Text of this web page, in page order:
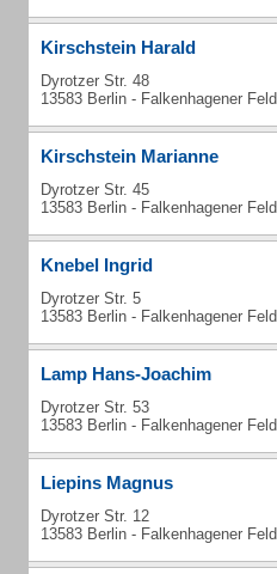
Kirschstein Harald
Dyrotzer Str. 48
13583 Berlin - Falkenhagener Feld
Kirschstein Marianne
Dyrotzer Str. 45
13583 Berlin - Falkenhagener Feld
Knebel Ingrid
Dyrotzer Str. 5
13583 Berlin - Falkenhagener Feld
Lamp Hans-Joachim
Dyrotzer Str. 53
13583 Berlin - Falkenhagener Feld
Liepins Magnus
Dyrotzer Str. 12
13583 Berlin - Falkenhagener Feld